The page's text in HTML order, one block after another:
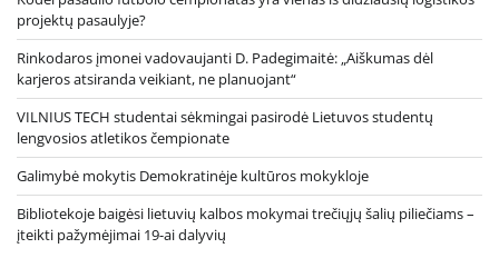
projektų pasaulyje?
Rinkodaros įmonei vadovaujanti D. Padegimaitė: „Aiškumas dėl
karjeros atsiranda veikiant, ne planuojant“
VILNIUS TECH studentai sėkmingai pasirodė Lietuvos studentų
lengvosios atletikos čempionate
Galimybė mokytis Demokratinėje kultūros mokykloje
Bibliotekoje baigėsi lietuvių kalbos mokymai trečiųjų šalių piliečiams –
įteikti pažymėjimai 19-ai dalyvių